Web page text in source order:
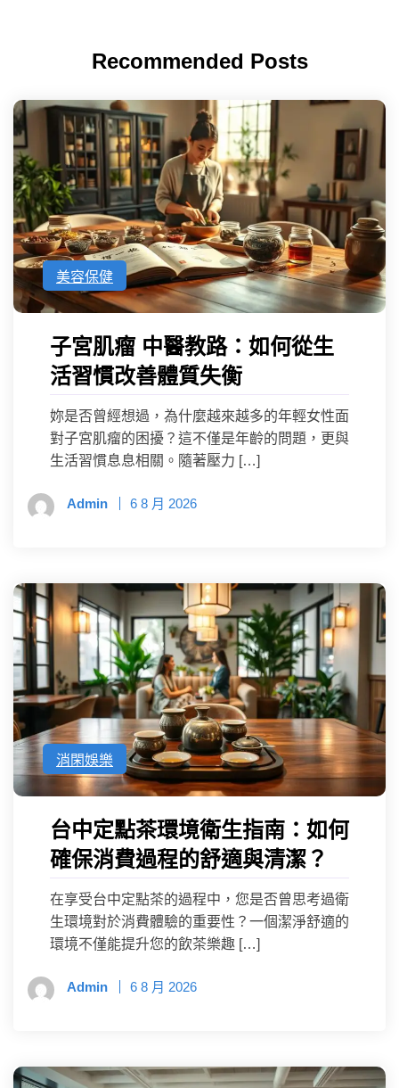
Recommended Posts
美容保健
子宮肌瘤 中醫教路：如何從生
活習慣改善體質失衡
妳是否曾經想過，為什麼越來越多的年輕女性面
對子宮肌瘤的困擾？這不僅是年齡的問題，更與
生活習慣息息相關。隨著壓力 […]
Admin 6 8 月 2026
消閑娛樂
台中定點茶環境衛生指南：如何
確保消費過程的舒適與清潔？
在享受台中定點茶的過程中，您是否曾思考過衛
生環境對於消費體驗的重要性？一個潔淨舒適的
環境不僅能提升您的飲茶樂趣 […]
Admin 6 8 月 2026